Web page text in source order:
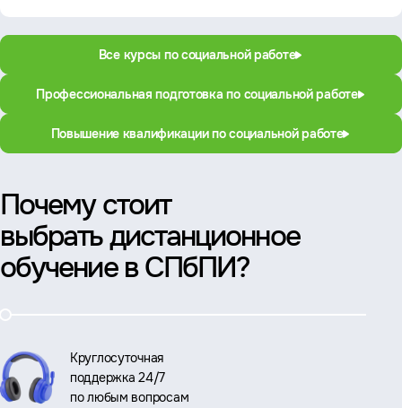
Все курсы по социальной работе
Профессиональная подготовка по социальной работе
Повышение квалификации по социальной работе
Почему стоит
выбрать дистанционное
обучение в СПбПИ?
Круглосуточная
поддержка 24/7
по любым вопросам